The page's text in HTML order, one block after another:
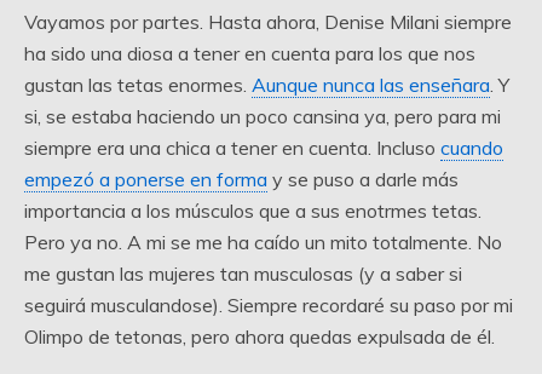
Vayamos por partes. Hasta ahora, Denise Milani siempre
ha sido una diosa a tener en cuenta para los que nos
gustan las tetas enormes. Aunque nunca las enseñara. Y
si, se estaba haciendo un poco cansina ya, pero para mi
siempre era una chica a tener en cuenta. Incluso cuando
empezó a ponerse en forma y se puso a darle más
importancia a los músculos que a sus enotrmes tetas.
Pero ya no. A mi se me ha caído un mito totalmente. No
me gustan las mujeres tan musculosas (y a saber si
seguirá musculandose). Siempre recordaré su paso por mi
Olimpo de tetonas, pero ahora quedas expulsada de él.